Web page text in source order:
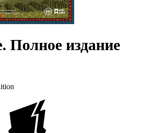
Полное издание